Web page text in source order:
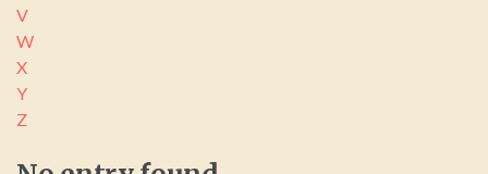
V
W
X
Y
Z